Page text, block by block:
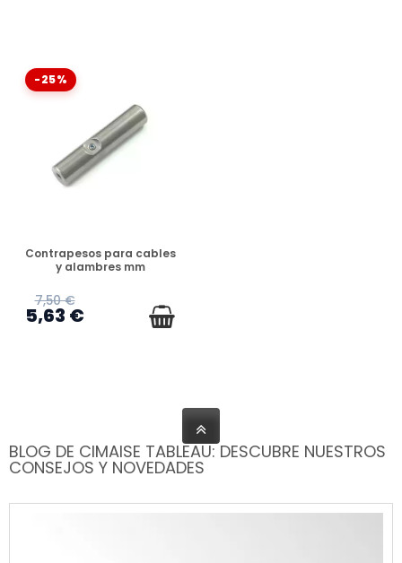
-25%
Contrapesos para cables
y alambres mm
7,50 €
5,63 €
BLOG DE CIMAISE TABLEAU: DESCUBRE NUESTROS
CONSEJOS Y NOVEDADES